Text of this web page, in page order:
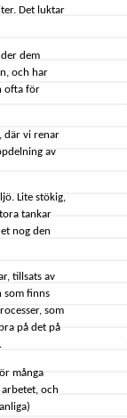
Det luktar
dem
och har
ofta för
där vi renar
av
Lite stökig,
tankar
nog den
tillsats av
som finns
som
på det på
många
och